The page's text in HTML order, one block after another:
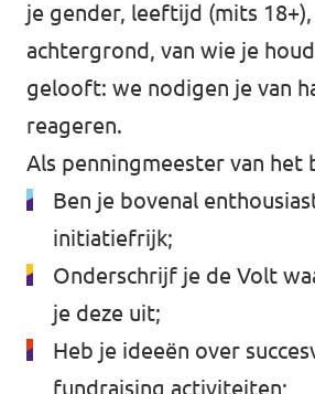
je gender, leeftijd (mits
achtergrond, van wie je
gelooft: we nodigen je van
reageren.
Als penningmeester van het
Ben je bovenal
initiatiefrijk;
Onderschrijf je de Volt
je deze uit;
Heb je ideeën over
fundraising activiteiten;